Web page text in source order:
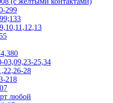
299
03,09,23-25,34
28
218
любой